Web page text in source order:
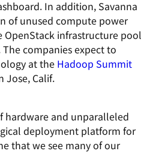
In addition, Savanna
of unused compute power
OpenStack infrastructure pool
companies expect to
at the Hadoop Summit
Jose, Calif.
hardware and unparalleled
deployment platform for
that we see many of our